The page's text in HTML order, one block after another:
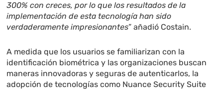
300% con creces, por lo que los resultados de la
implementación de esta tecnología han sido
verdaderamente impresionantes” añadió Costain.
A medida que los usuarios se familiarizan con la
identificación biométrica y las organizaciones buscan
maneras innovadoras y seguras de autenticarlos, la
adopción de tecnologías como Nuance Security Suite